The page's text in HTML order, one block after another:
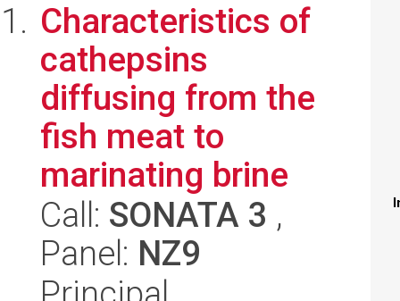
Characteristics of
cathepsins
diffusing from the
fish meat to
marinating brine
Call: SONATA 3 ,
Panel: NZ9